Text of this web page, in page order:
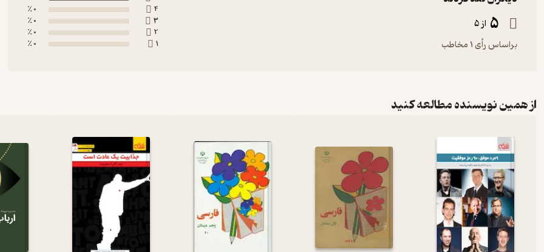
5 از 5
براساس رأی 1 مخاطب
4
0 ٪
3
0 ٪
2
0 ٪
1
0 ٪
از همین نویسنده مطالعه کنید